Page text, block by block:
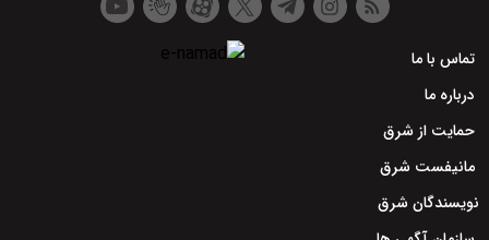
تماس با ما
درباره ما
حمایت از شرق
مانیفست شرق
نویسندگان شرق